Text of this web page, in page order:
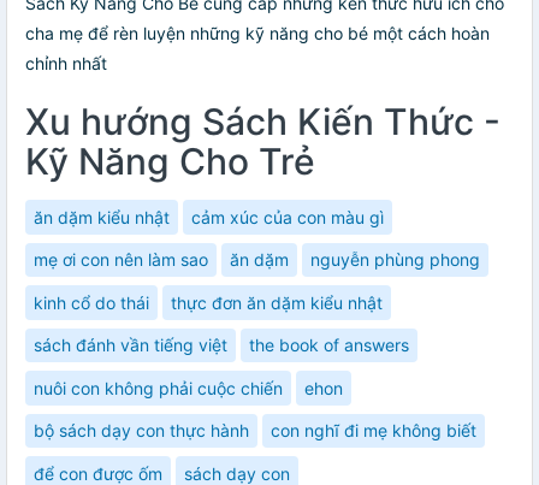
cha mẹ để rèn luyện những kỹ năng cho bé một cách hoàn
chỉnh nhất
Xu hướng Sách Kiến Thức -
Kỹ Năng Cho Trẻ
ăn dặm kiểu nhật cảm xúc của con màu gì
mẹ ơi con nên làm sao ăn dặm nguyễn phùng phong
kinh cổ do thái thực đơn ăn dặm kiểu nhật
sách đánh vần tiếng việt the book of answers
nuôi con không phải cuộc chiến ehon
bộ sách dạy con thực hành con nghĩ đi mẹ không biết
để con được ốm sách dạy con